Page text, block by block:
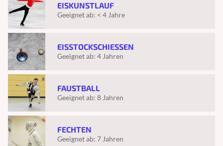
EISKUNSTLAUF
Geeignet ab: < 4 Jahre
EISSTOCKSCHIESSEN
Geeignet ab: 4 Jahren
FAUSTBALL
Geeignet ab: 8 Jahren
FECHTEN
Geeignet ab: 7 Jahren